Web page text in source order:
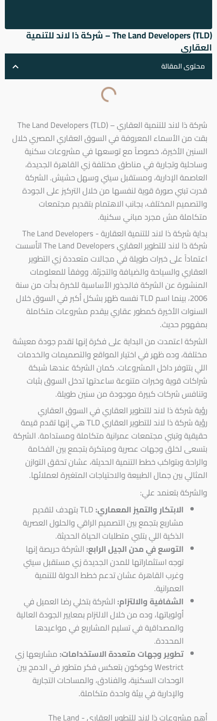
The Land Developers (TLD) – شركة ذا لاند للتنمية
العقاري
محتوى المقالة
شركة ذا لاند للتنمية العقاري – The Land Developers (TLD)
بقت من الأسماء المعروفة في السوق العقاري المصري خلال
السنين الأخيرة، خصوصاً مع توسعها في مشروعات سكنية
وساحلية وتجارية في مناطق مختلفة زي القاهرة الجديدة،
العاصمة الإدارية، ومستقبل سيتي وسهل حشيش. الشركة
قدرت تبني صورة قوية لنفسها من خلال التركيز على الجودة
والتصميم المختلف، بجانب الاهتمام بتقديم مجتمعات
متكاملة مش مجرد مباني سكنية.
بداية شركة ذا لاند للتنمية العقارية - The Land Developers
شركة ذا لاند للتطوير العقاري The Land Developers اتأسست
اعتماداً على خبرات طويلة في مجالات متعددة زي التطوير
العقاري والسياحة والضيافة والتجزئة. ووفقاً للمعلومات
المنشورة عن الشركة فالجذور الأساسية للخبرة بدأت من سنة
2006، بينما اسم TLD نفسه ظهر بشكل أكبر في السوق خلال
السنوات الأخيرة كمطور عقاري بيقدم مشروعات متكاملة
بمفهوم حديث.
الشركة اعتمدت من البداية على فكرة إنها تقدم جودة معيشة
مختلفة، وده ظهر في اختيار المواقع والتصميمات والخدمات
اللي بتتوفر داخل المشروعات. كمان الشركة عندها شبكة
شراكات قوية وخبرات متنوعة ساعدتها تدخل السوق بثبات
وتنافس شركات كبيرة موجودة من سنين طويلة.
رؤية شركة ذا لاند للتطوير العقاري في السوق العقاري
رؤية شركة ذا لاند للتطوير العقاري TLD هي إنها تقدم قيمة
حقيقية وتبني مجتمعات عمرانية متكاملة ومستدامة. الشركة
بتسعى لخلق وجهات عصرية ومبتكرة بتجمع بين الفخامة
والراحة وبتواكب خطط التنمية الحديثة، عشان تحقق التوازن
المثالي بين جمال الطبيعة والاحتياجات المتغيرة لعملائها.
والشركة بتعنمد علي:
الابتكار والتميز المعماري:
TLD بتهدف لتقديم
مشاريع بتجمع بين التصميم الراقي والحلول العصرية
الذكية اللي بتلبي متطلبات الحياة الحديثة.
التوسع في مدن الجيل الرابع: الشركة حريصة إنها
توجه استثماراتها للمدن الجديدة زي مستقبل سيتي
وغرب القاهرة عشان تدعم خطط الدولة للتنمية
العمرانية.
الشفافية والالتزام: الشركة بتخلي رضا العميل في
أولوياتها، وده من خلال الالتزام بمعايير الجودة العالية
والمصداقية في تسليم المشاريع في مواعيدها
المحددة.
تطوير وجهات متعددة الاستخدامات: مشاريعها زي
Westrict وكوكون بتعكس فكر متطور في الدمج بين
الوحدات السكنية، والفنادق، والمساحات التجارية
والإدارية في بيئة واحدة متكاملة.
أهم مشروعات ذا لاند للتطوير العقاري - The Land